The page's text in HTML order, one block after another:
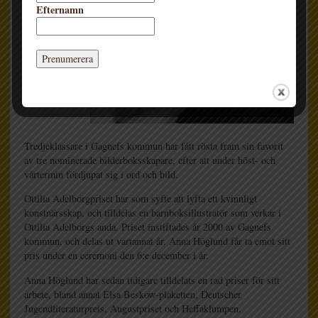
Tredjeklassare i Gagnefs kommun har fått rösta fram sin favorit
av tre nominerade bilderboksskapare, efter att under höst- och
vårtermin fördjupat sig i ord och bild.
Ottilia Adelborgpriset har som syfte att lyfta ett kvinnligt
konstnärsskap, och tilldelas en barnboksillustratör som verkar i
Ottilia Adelborgs anda. Priset instiftades år 2000 av Gagnefs
kommun, och delas ut vartannat år. Anna Höglund får ta emot sitt
pris under en ceremoni den 6:e december i år.
Anna Höglund har sedan tidigare tilldelats en rad priser för sitt
arbete, bland annat Elsa Beskow-plaketten, Deutscher
Jugendliteraturpreis, Augustpriset och Heffaklumpen.
Efternamn